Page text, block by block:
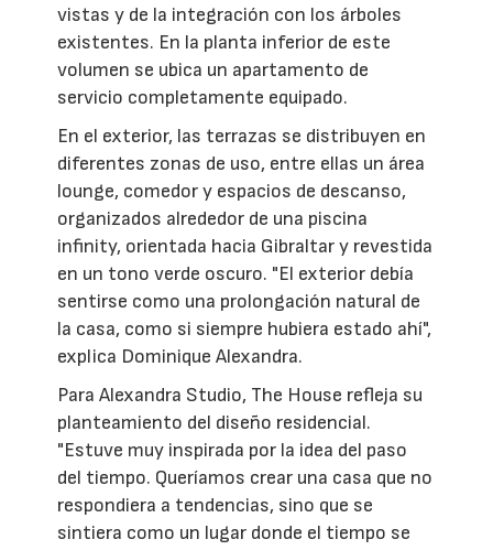
vistas y de la integración con los árboles
existentes. En la planta inferior de este
volumen se ubica un apartamento de
servicio completamente equipado.
En el exterior, las terrazas se distribuyen en
diferentes zonas de uso, entre ellas un área
lounge, comedor y espacios de descanso,
organizados alrededor de una piscina
infinity, orientada hacia Gibraltar y revestida
en un tono verde oscuro. "El exterior debía
sentirse como una prolongación natural de
la casa, como si siempre hubiera estado ahí",
explica Dominique Alexandra.
Para Alexandra Studio, The House refleja su
planteamiento del diseño residencial.
"Estuve muy inspirada por la idea del paso
del tiempo. Queríamos crear una casa que no
respondiera a tendencias, sino que se
sintiera como un lugar donde el tiempo se